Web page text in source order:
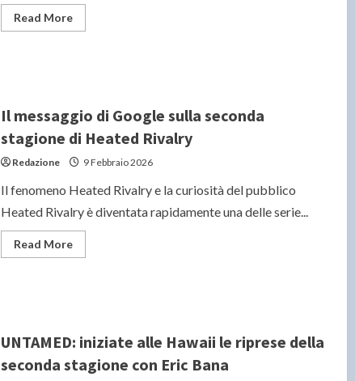
Jacob
Elordi
Read MoreRead
more
sesta
stagione
della
fiction
in
su
RaiPlay
Il messaggio di Google sulla seconda
stagione di Heated Rivalry
Redazione 9 Febbraio 2026
Il fenomeno Heated Rivalry e la curiosità del pubblico
Heated Rivalry è diventata rapidamente una delle serie...
Read MoreRead
more
seconda
stagione
Heated
UNTAMED: iniziate alle Hawaii le riprese della
seconda stagione con Eric Bana